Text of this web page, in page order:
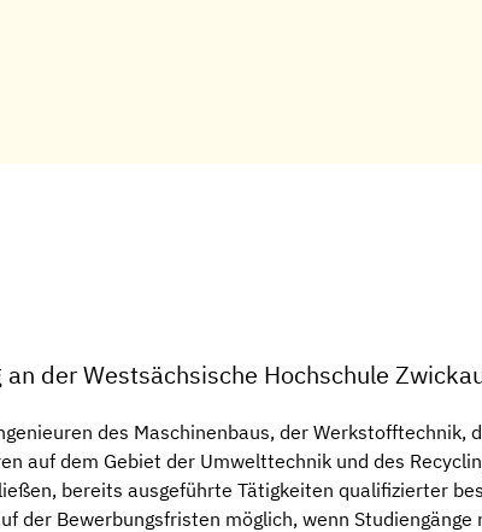
der Westsächsische Hochschule
des Maschinenbaus, der Werkstofftechnik,
auf dem Gebiet der Umwelttechnik und des
bereits ausgeführte Tätigkeiten qualifizierter
der Bewerbungsfristen möglich, wenn